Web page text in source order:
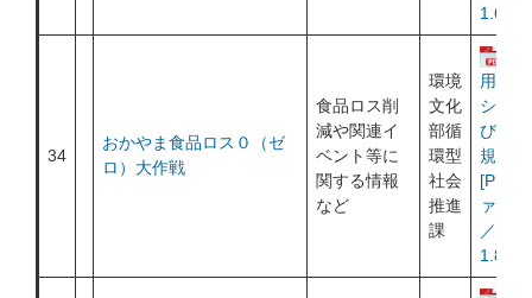
34
おかやま食品ロス０（ゼ
ロ）大作戦
食品ロス削
減や関連イ
ベント等に
関する情報
など
環境
文化
部循
環型
社会
推進
課
用ポリ
シー及
び利用
規約
[PDF
ァイル
／